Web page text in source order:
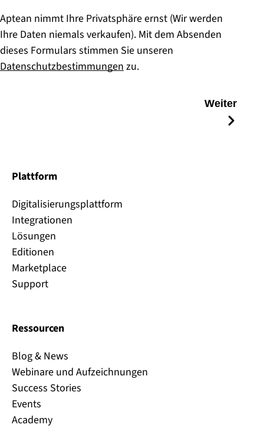
Aptean nimmt Ihre Privatsphäre ernst (Wir werden
Ihre Daten niemals verkaufen). Mit dem Absenden
dieses Formulars stimmen Sie unseren
Datenschutzbestimmungen zu.
Weiter
Plattform
Digitalisierungsplattform
Integrationen
Lösungen
Editionen
Marketplace
Support
Ressourcen
Blog & News
Webinare und Aufzeichnungen
Success Stories
Events
Academy